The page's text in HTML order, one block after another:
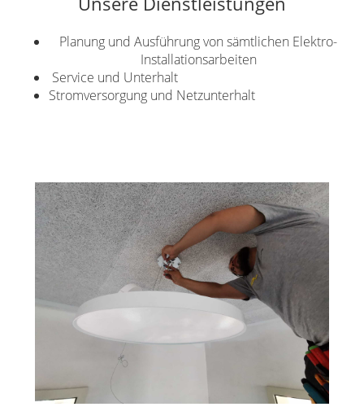
Planung und Ausführung von sämtlichen Elektro-
Installationsarbeiten
Service und Unterhalt
Stromversorgung und Netzunterhalt